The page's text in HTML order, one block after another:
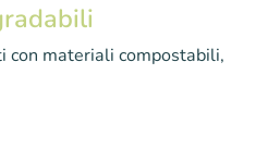
con materiali compostabili,